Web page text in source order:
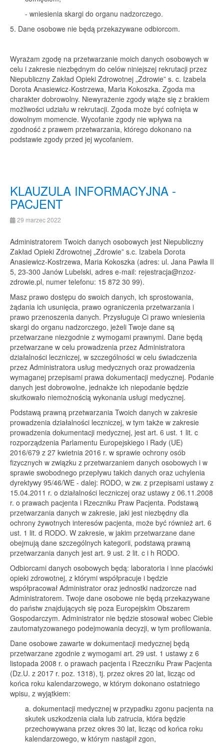
- wniesienia skargi do organu nadzorczego.
5. Dane osobowe nie będą przekazywane odbiorcom.
Wyrażam zgodę na przetwarzanie moich danych osobowych w
celu i zakresie niezbędnym do celów niniejszej rekrutacji przez
Niepubliczny Zakład Opieki Zdrowotnej „Zdrowie” s. c. Izabela
Dorota Anasiewicz-Kostrzewa, Maria Kokoszka. Zgoda ma
charakter dobrowolny. Niewyrażenie zgody wiąże się z brakiem
możliwości udziału w rekrutacji. Zgoda może być cofnięta w
dowolnym momencie. Wycofanie zgody nie wpływa na
zgodność z prawem przetwarzania, którego dokonano na
podstawie zgody przed jej wycofaniem.
KLAUZULA INFORMACYJNA -
PACJENT
29 marzec 2022
Administratorem Twoich danych osobowych jest Niepubliczny
Zakład Opieki Zdrowotnej „Zdrowie” s.c. Izabela Dorota
Anasiewicz-Kostrzewa, Maria Kokoszka (adres: ul. Jana Pawła II
5, 23-300 Janów Lubelski, adres e-mail: rejestracja@nzoz-
zdrowie.pl, numer telefonu: 15 872 30 99).
Masz prawo dostępu do swoich danych, ich sprostowania,
żądania ich usunięcia, prawo ograniczenia przetwarzania i
prawo przenoszenia danych. Przysługuje Ci prawo wniesienia
skargi do organu nadzorczego, jeżeli Twoje dane są
przetwarzane niezgodnie z wymogami prawnymi. Dane będą
przetwarzane w celu prowadzenia przez Administratora
działalności leczniczej, w szczególności w celu świadczenia
przez Administratora usług medycznych oraz prowadzenia
wymaganej przepisami prawa dokumentacji medycznej. Podanie
danych jest dobrowolne, jednakże ich niepodanie będzie
skutkowało niemożnością wykonania usługi medycznej.
Podstawą prawną przetwarzania Twoich danych w zakresie
prowadzenia działalności leczniczej, w tym także w zakresie
prowadzenia dokumentacji medycznej, jest art. 6 ust. 1 lit. c
rozporządzenia Parlamentu Europejskiego i Rady (UE)
2016/679 z 27 kwietnia 2016 r. w sprawie ochrony osób
fizycznych w związku z przetwarzaniem danych osobowych i w
sprawie swobodnego przepływu takich danych oraz uchylenia
dyrektywy 95/46/WE - dalej: RODO, w zw. z przepisami ustawy z
15.04.2011 r. o działalności leczniczej oraz ustawy z 06.11.2008
r. o prawach pacjenta i Rzeczniku Praw Pacjenta. Podstawą
przetwarzania danych w zakresie, jaki jest niezbędny dla
ochrony żywotnych interesów pacjenta, może być również art. 6
ust. 1 lit. d RODO. W zakresie, w jakim przetwarzane dane
obejmują dane szczególnych kategorii, podstawą prawną
przetwarzania danych jest art. 9 ust. 2 lit. c i h RODO.
Odbiorcami danych osobowych będą: laboratoria i inne placówki
opieki zdrowotnej, z którymi współpracuje i będzie
współpracował Administrator oraz jednostki nadzorcze nad
Administratorem. Twoje dane osobowe nie będą przekazywane
do państw znajdujących się poza Europejskim Obszarem
Gospodarczym. Administrator nie będzie stosował wobec Ciebie
zautomatyzowanego podejmowania decyzji, w tym profilowania.
Dane osobowe zawarte w dokumentacji medycznej będą
przetwarzane zgodnie z wymogami art. 29 ust. 1 ustawy z 6
listopada 2008 r. o prawach pacjenta i Rzeczniku Praw Pacjenta
(Dz.U. z 2017 r. poz. 1318), tj. przez okres 20 lat, licząc od
końca roku kalendarzowego, w którym dokonano ostatniego
wpisu, z wyjątkiem:
a. dokumentacji medycznej w przypadku zgonu pacjenta na
skutek uszkodzenia ciała lub zatrucia, która będzie
przechowywana przez okres 30 lat, licząc od końca roku
kalendarzowego, w którym nastąpił zgon,